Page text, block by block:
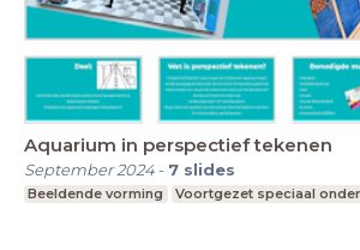
Aquarium in perspectief tekenen
September 2024- 7 slides
Beeldende vorming Voortgezet speciaal